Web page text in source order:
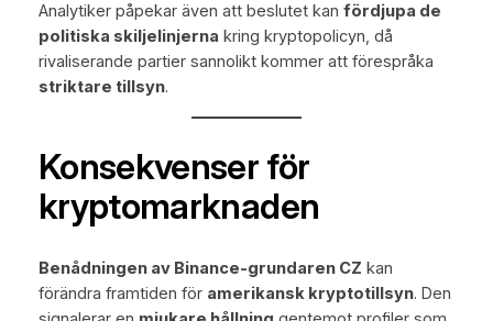
Analytiker påpekar även att beslutet kan fördjupa de
politiska skiljelinjerna kring kryptopolicyn, då
rivaliserande partier sannolikt kommer att förespråka
striktare tillsyn.
Konsekvenser för
kryptomarknaden
Benådningen av Binance-grundaren CZ kan
förändra framtiden för amerikansk kryptotillsyn. Den